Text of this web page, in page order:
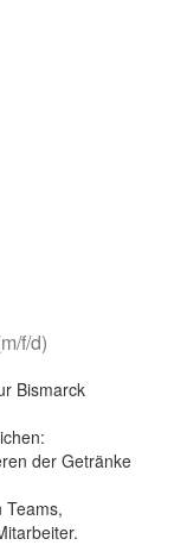
f/d)
Bismarck
der Getränke
Teams,